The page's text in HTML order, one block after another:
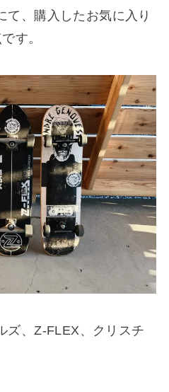
て、購入したお気に入り
す。
ズ、Z-FLEX、クリスチ